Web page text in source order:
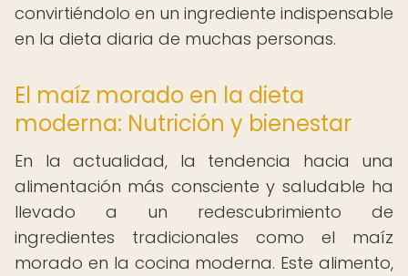
convirtiéndolo en un ingrediente indispensable
en la dieta diaria de muchas personas.
El maíz morado en la dieta
moderna: Nutrición y bienestar
En la actualidad, la tendencia hacia una
alimentación más consciente y saludable ha
llevado a un redescubrimiento de
ingredientes tradicionales como el maíz
morado en la cocina moderna. Este alimento,